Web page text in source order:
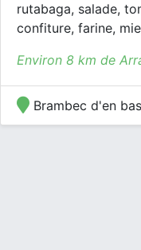
rutabaga, salade,
confiture, farine,
Environ 8 km de
Brambec d'en